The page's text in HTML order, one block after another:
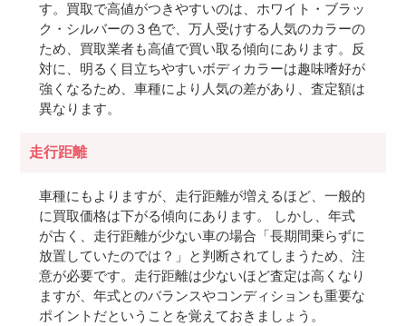
す。買取で高値がつきやすいのは、ホワイト・ブラッ
ク・シルバーの３色で、万人受けする人気のカラーの
ため、買取業者も高値で買い取る傾向にあります。反
対に、明るく目立ちやすいボディカラーは趣味嗜好が
強くなるため、車種により人気の差があり、査定額は
異なります。
走行距離
車種にもよりますが、走行距離が増えるほど、一般的
に買取価格は下がる傾向にあります。 しかし、年式
が古く、走行距離が少ない車の場合「長期間乗らずに
放置していたのでは？」と判断されてしまうため、注
意が必要です。走行距離は少ないほど査定は高くなり
ますが、年式とのバランスやコンディションも重要な
ポイントだということを覚えておきましょう。